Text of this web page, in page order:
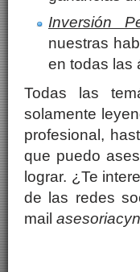
Inversión
nuestras
en todas las
Todas las
solamente
profesional,
que puedo
lograr. ¿Te
de las redes
mail